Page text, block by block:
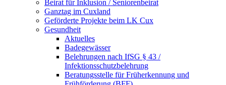
Beirat für Inklusion / Seniorenbeirat
Ganztag im Cuxland
Geförderte Projekte beim LK Cux
Gesundheit
Aktuelles
Badegewässer
Belehrungen nach IfSG § 43 /
Infektionsschutzbelehrung
Beratungsstelle für Früherkennung und